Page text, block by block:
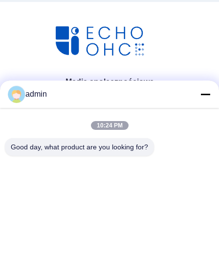
Media społecznościowe
Szybki kontakt
admin
10:24 PM
Good day, what product are you looking for?